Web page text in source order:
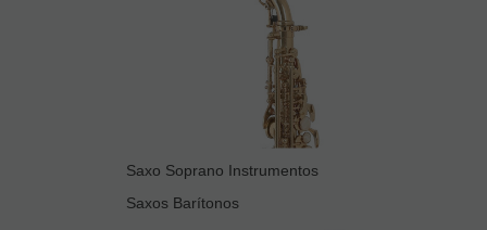
Saxo Soprano Instrumentos
Saxos Barítonos